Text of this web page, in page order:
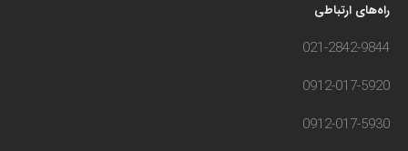
راه‌های ارتباطی
021-2842-9844
0912-017-5920
0912-017-5930